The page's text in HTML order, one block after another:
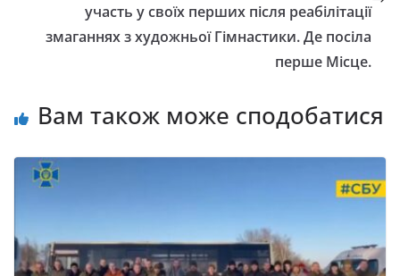
участь у своїх перших після реабілітації
змаганнях з художньої Гімнастики. Де посіла
перше Місце.
Вам також може сподобатися